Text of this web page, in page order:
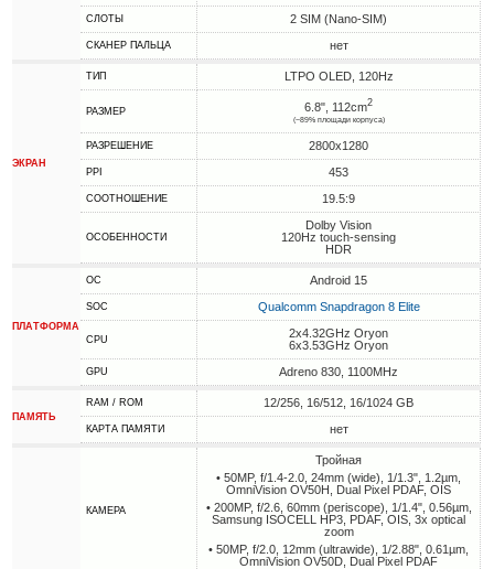
СЛОТЫ 2 SIM (Nano-SIM)
СКАНЕР ПАЛЬЦА нет
ЭКРАН
ТИП LTPO OLED, 120Hz
РАЗМЕР 6.8", 112cm2
(~89% площади корпуса)
РАЗРЕШЕНИЕ 2800x1280
PPI 453
СООТНОШЕНИЕ 19.5:9
ОСОБЕННОСТИ
Dolby Vision
120Hz touch-sensing
HDR
ПЛАТФОРМА
ОС Android 15
SOC Qualcomm Snapdragon 8 Elite
CPU
2x4.32GHz Oryon
6x3.53GHz Oryon
GPU Adreno 830, 1100MHz
ПАМЯТЬ
RAM / ROM 12/256, 16/512, 16/1024 GB
КАРТА ПАМЯТИ нет
КАМЕРА
Тройная
• 50MP, f/1.4-2.0, 24mm (wide), 1/1.3", 1.2µm,
OmniVision OV50H, Dual Pixel PDAF, OIS
• 200MP, f/2.6, 60mm (periscope), 1/1.4", 0.56µm,
Samsung ISOCELL HP3, PDAF, OIS, 3x optical
zoom
• 50MP, f/2.0, 12mm (ultrawide), 1/2.88", 0.61µm,
OmniVision OV50D, Dual Pixel PDAF